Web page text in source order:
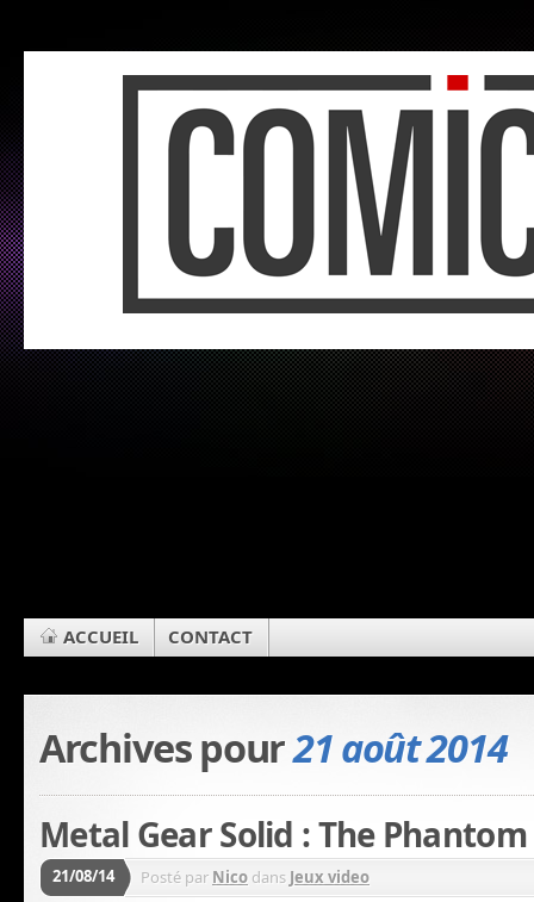
ACCUEIL CONTACT
Archives pour21 août 2014
Metal Gear Solid : The
21/08/14 Posté par Nico dans Jeux video